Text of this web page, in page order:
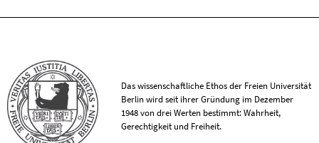
Das wissenschaftliche Ethos der Freien Universität
Berlin wird seit ihrer Gründung im Dezember
1948 von drei Werten bestimmt: Wahrheit,
Gerechtigkeit und Freiheit.